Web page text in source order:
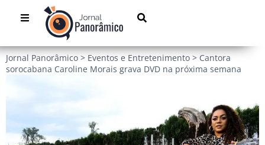
Jornal Panorâmico > Eventos e Entretenimento > Cantora
sorocabana Caroline Morais grava DVD na próxima semana